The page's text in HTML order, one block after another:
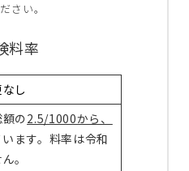
さい。
料率
し
の2.5/1000から、
ます。料率は令和
。